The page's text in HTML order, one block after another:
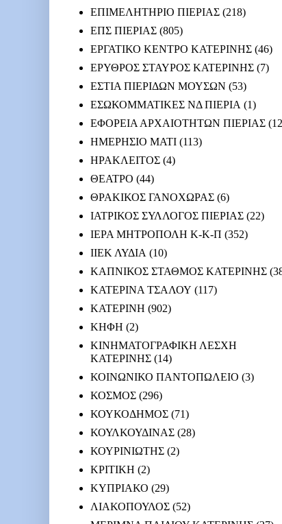
ΕΠΙΜΕΛΗΤΗΡΙΟ ΠΙΕΡΙΑΣ (218)
ΕΠΣ ΠΙΕΡΙΑΣ (805)
ΕΡΓΑΤΙΚΟ ΚΕΝΤΡΟ ΚΑΤΕΡΙΝΗΣ (46)
ΕΡΥΘΡΟΣ ΣΤΑΥΡΟΣ ΚΑΤΕΡΙΝΗΣ (7)
ΕΣΤΙΑ ΠΙΕΡΙΔΩΝ ΜΟΥΣΩΝ (53)
ΕΣΩΚΟΜΜΑΤΙΚΕΣ ΝΔ ΠΙΕΡΙΑ (1)
ΕΦΟΡΕΙΑ ΑΡΧΑΙΟΤΗΤΩΝ ΠΙΕΡΙΑΣ
ΗΜΕΡΗΣΙΟ ΜΑΤΙ (113)
ΗΡΑΚΛΕΙΤΟΣ (4)
ΘΕΑΤΡΟ (44)
ΘΡΑΚΙΚΟΣ ΓΑΝΟΧΩΡΑΣ (6)
ΙΑΤΡΙΚΟΣ ΣΥΛΛΟΓΟΣ ΠΙΕΡΙΑΣ (22)
ΙΕΡΑ ΜΗΤΡΟΠΟΛΗ Κ-Κ-Π (352)
ΙΙΕΚ ΛΥΔΙΑ (10)
ΚΑΠΝΙΚΟΣ ΣΤΑΘΜΟΣ ΚΑΤΕΡΙΝΗΣ
ΚΑΤΕΡΙΝΑ ΤΣΑΛΟΥ (117)
ΚΑΤΕΡΙΝΗ (902)
ΚΗΦΗ (2)
ΚΙΝΗΜΑΤΟΓΡΑΦΙΚΗ ΛΕΣΧΗ
ΚΑΤΕΡΙΝΗΣ (14)
ΚΟΙΝΩΝΙΚΟ ΠΑΝΤΟΠΩΛΕΙΟ (3)
ΚΟΣΜΟΣ (296)
ΚΟΥΚΟΔΗΜΟΣ (71)
ΚΟΥΛΚΟΥΔΙΝΑΣ (28)
ΚΟΥΡΙΝΙΩΤΗΣ (2)
ΚΡΙΤΙΚΗ (2)
ΚΥΠΡΙΑΚΟ (29)
ΛΙΑΚΟΠΟΥΛΟΣ (52)